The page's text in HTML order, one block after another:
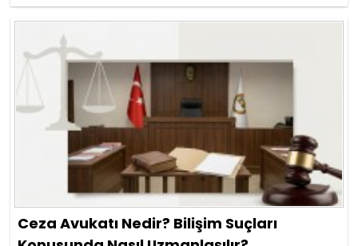
Ceza Avukatı Nedir? Bilişim Suçları